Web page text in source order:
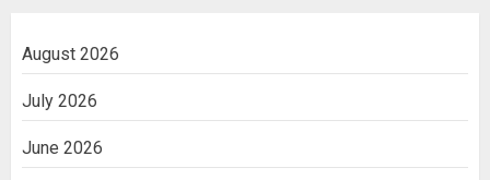
August 2026
July 2026
June 2026